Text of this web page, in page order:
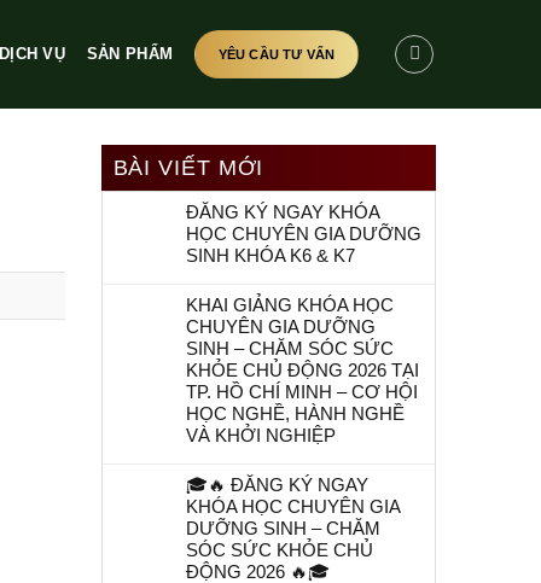
DỊCH VỤ SẢN PHẨM YÊU CẦU TƯ VẤN
BÀI VIẾT MỚI
ĐĂNG KÝ NGAY KHÓA
HỌC CHUYÊN GIA DƯỠNG
SINH KHÓA K6 & K7
KHAI GIẢNG KHÓA HỌC
CHUYÊN GIA DƯỠNG
SINH – CHĂM SÓC SỨC
KHỎE CHỦ ĐỘNG 2026 TẠI
TP. HỒ CHÍ MINH – CƠ HỘI
HỌC NGHỀ, HÀNH NGHỀ
VÀ KHỞI NGHIỆP
🎓🔥 ĐĂNG KÝ NGAY
KHÓA HỌC CHUYÊN GIA
DƯỠNG SINH – CHĂM
SÓC SỨC KHỎE CHỦ
ĐỘNG 2026 🔥🎓